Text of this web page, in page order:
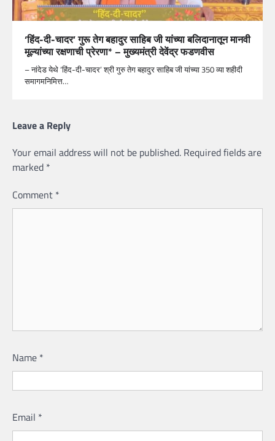
‘हिंद-दी-चादर’ गुरू तेग बहादुर साहिब जी यांच्या बलिदानातून मानवी
मूल्यांच्या रक्षणाची प्रेरणा* – मुख्यमंत्री देवेंद्र फडणवीस
– नांदेड येथे ‘हिंद-दी-चादर’ श्री गुरु तेग बहादुर साहिब जी यांच्या 350 व्या शहीदी
समागमनिमित्त…
Leave a Reply
Your email address will not be published. Required fields are
marked *
Comment *
Name *
Email *